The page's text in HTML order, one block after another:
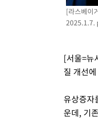
[라스베이
2025.1.7.
[서울=뉴
질 개선
유상증자
운데, 기